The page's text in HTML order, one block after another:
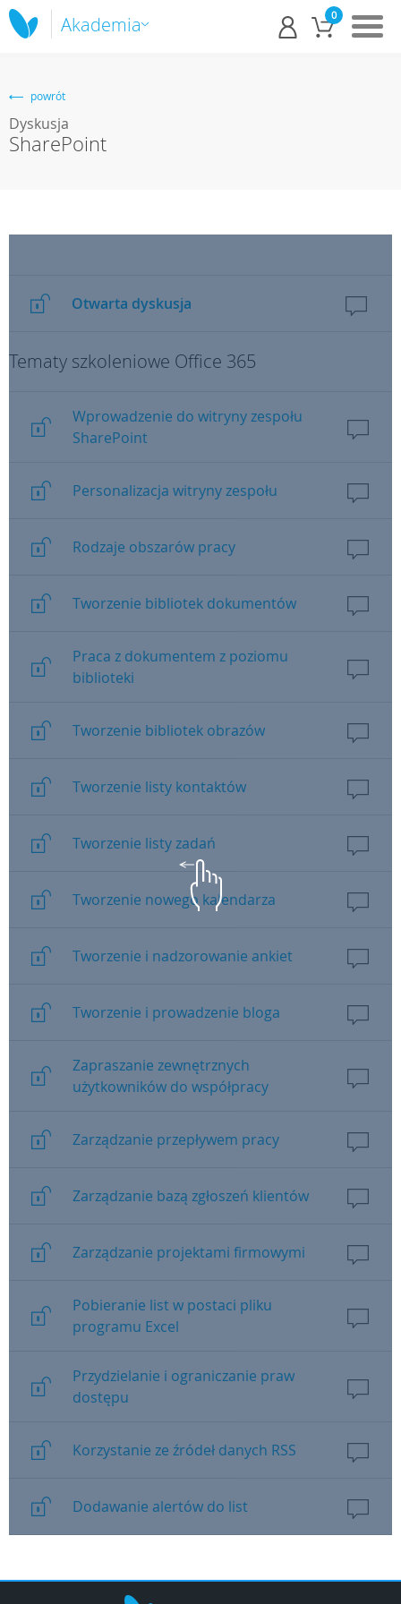
Akademia 0
powrót
Dyskusja
SharePoint
Otwarta dyskusja
Tematy szkoleniowe Office 365
Wprowadzenie do witryny zespołu
SharePoint
Personalizacja witryny zespołu
Rodzaje obszarów pracy
Tworzenie bibliotek dokumentów
Praca z dokumentem z poziomu
biblioteki
Tworzenie bibliotek obrazów
Tworzenie listy kontaktów
Tworzenie listy zadań
Tworzenie nowego kalendarza
Tworzenie i nadzorowanie ankiet
Tworzenie i prowadzenie bloga
Zapraszanie zewnętrznych
użytkowników do współpracy
Zarządzanie przepływem pracy
Zarządzanie bazą zgłoszeń klientów
Zarządzanie projektami firmowymi
Pobieranie list w postaci pliku
programu Excel
Przydzielanie i ograniczanie praw
dostępu
Korzystanie ze źródeł danych RSS
Dodawanie alertów do list